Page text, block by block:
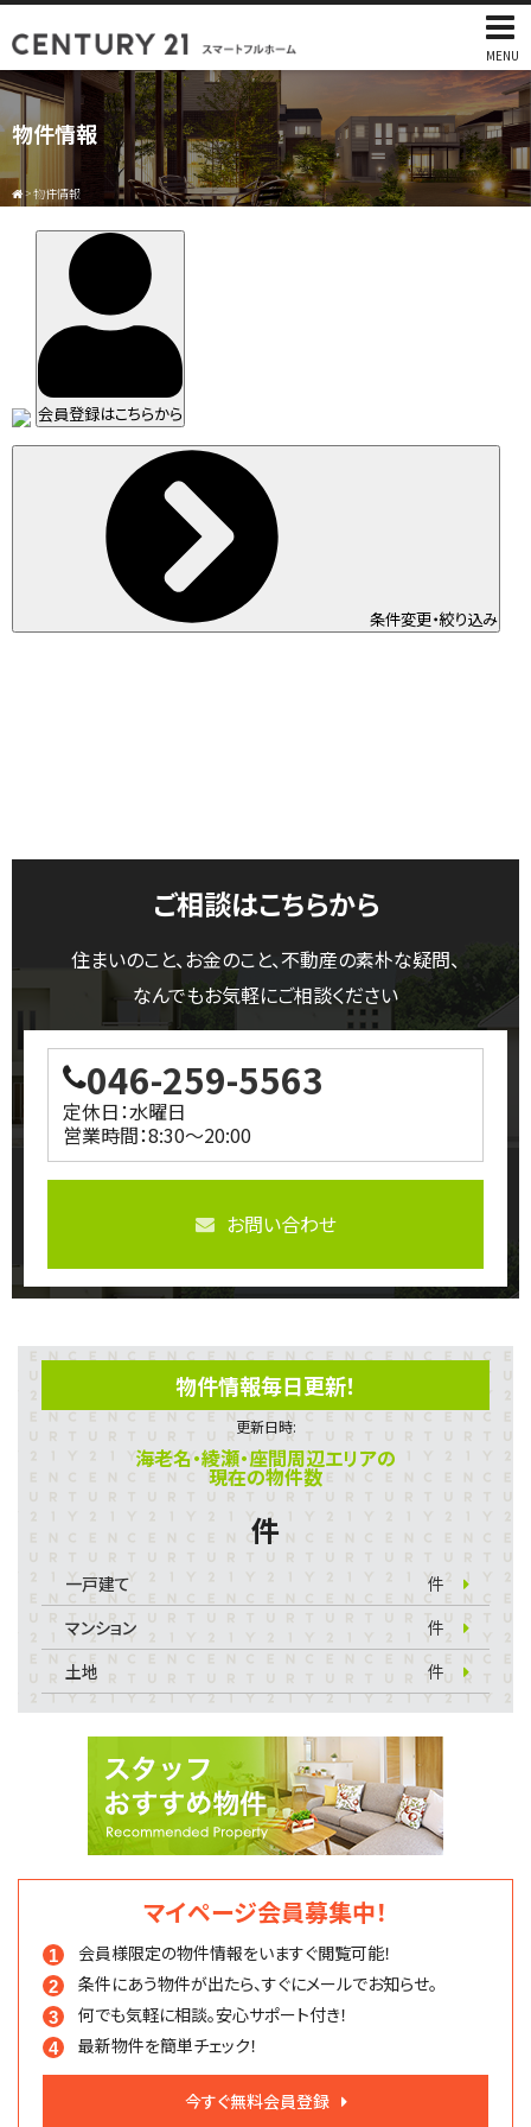
MENU
物件情報
>物件情報
会員登録はこちらから
条件変更・絞り込み
ご相談はこちらから
住まいのこと、お金のこと、不動産の素朴な疑問、
なんでもお気軽にご相談ください
046-259-5563
定休日：水曜日
営業時間：8:30～20:00
お問い合わせ
物件情報毎日更新！
更新日時:
海老名・綾瀬・座間周辺エリアの
現在の物件数
件
一戸建て
件
マンション
件
土地
件
マイページ会員募集中！
会員様限定の物件情報をいますぐ閲覧可能！
条件にあう物件が出たら、すぐにメールでお知らせ。
何でも気軽に相談。安心サポート付き！
最新物件を簡単チェック！
今すぐ無料会員登録